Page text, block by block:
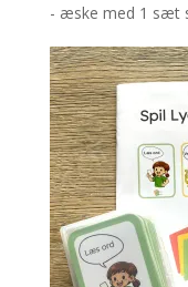
- æske med 1 sæt